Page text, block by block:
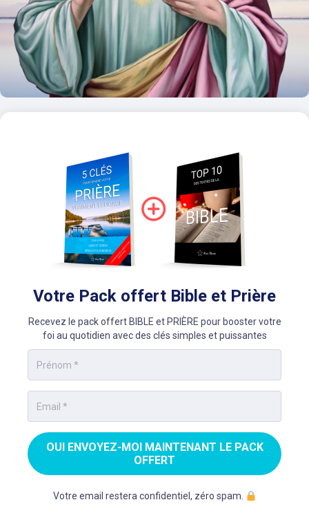
Votre Pack offert Bible et Prière
Recevez le pack offert BIBLE et PRIÈRE pour booster votre
foi au quotidien avec des clés simples et puissantes
OUI ENVOYEZ-MOI MAINTENANT LE PACK
OFFERT
Votre email restera confidentiel, zéro spam.